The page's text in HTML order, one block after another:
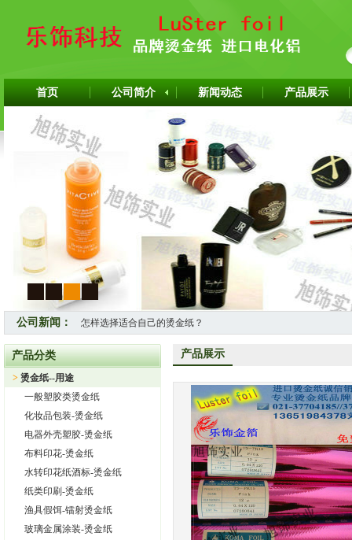
首页 公司简介 新闻动态 产品展示
4
公司新闻：
怎样选择适合自己的烫金纸？
热烈祝贺上海旭饰实业有限公司成为韩国ITW烫金纸华东区代理商
上海旭饰实业有限公司—日本东洋烫金纸TORAY烫金纸华东区总
热烈祝贺上海旭饰实业有限公司成为德国库尔兹烫金纸一级代理
热烈祝贺旭饰实业成为日本OIKE烫金纸尾池烫金纸华东区总代理
上海旭饰实业有限公司——进口烫金纸专业供应商
怎样选择进口烫金纸
上海旭饰实业有限公司 专业供应汽车中网烫金纸，汽车格栅烫金
产品分类
> 烫金纸--用途
一般塑胶类烫金纸
化妆品包装-烫金纸
电器外壳塑胶-烫金纸
布料印花-烫金纸
水转印花纸酒标-烫金纸
纸类印刷-烫金纸
渔具假饵-镭射烫金纸
玻璃金属涂装-烫金纸
产品展示